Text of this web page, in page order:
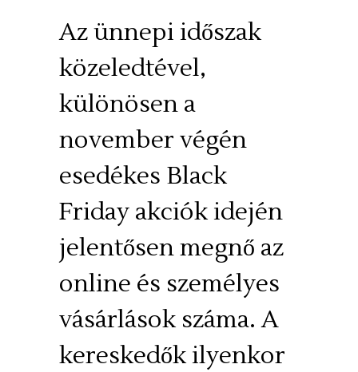
Az ünnepi időszak
közeledtével,
különösen a
november végén
esedékes Black
Friday akciók idején
jelentősen megnő az
online és személyes
vásárlások száma. A
kereskedők ilyenkor